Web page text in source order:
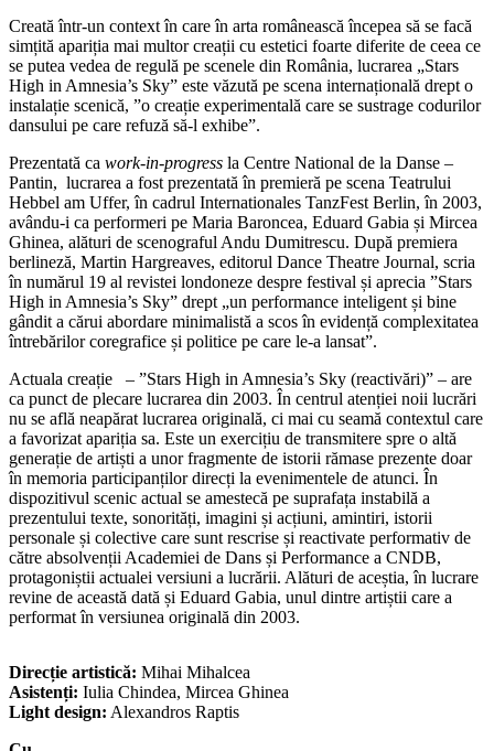
Creată într-un context în care în arta românească începea să se facă
simțită apariția mai multor creații cu estetici foarte diferite de ceea ce
se putea vedea de regulă pe scenele din România, lucrarea „Stars
High in Amnesia’s Sky” este văzută pe scena internațională drept o
instalație scenică, ”o creație experimentală care se sustrage codurilor
dansului pe care refuză să-l exhibe”.
Prezentată ca work-in-progress la Centre National de la Danse –
Pantin, lucrarea a fost prezentată în premieră pe scena Teatrului
Hebbel am Uffer, în cadrul Internationales TanzFest Berlin, în 2003,
avându-i ca performeri pe Maria Baroncea, Eduard Gabia și Mircea
Ghinea, alături de scenograful Andu Dumitrescu. După premiera
berlineză, Martin Hargreaves, editorul Dance Theatre Journal, scria
în numărul 19 al revistei londoneze despre festival și aprecia ”Stars
High in Amnesia’s Sky” drept „un performance inteligent și bine
gândit a cărui abordare minimalistă a scos în evidență complexitatea
întrebărilor coregrafice și politice pe care le-a lansat”.
Actuala creație – ”Stars High in Amnesia’s Sky (reactivări)” – are
ca punct de plecare lucrarea din 2003. În centrul atenției noii lucrări
nu se află neapărat lucrarea originală, ci mai cu seamă contextul care
a favorizat apariția sa. Este un exercițiu de transmitere spre o altă
generație de artiști a unor fragmente de istorii rămase prezente doar
în memoria participanților direcți la evenimentele de atunci. În
dispozitivul scenic actual se amestecă pe suprafața instabilă a
prezentului texte, sonorități, imagini și acțiuni, amintiri, istorii
personale și colective care sunt rescrise și reactivate performativ de
către absolvenții Academiei de Dans și Performance a CNDB,
protagoniștii actualei versiuni a lucrării. Alături de aceștia, în lucrare
revine de această dată și Eduard Gabia, unul dintre artiștii care a
performat în versiunea originală din 2003.
Direcție artistică: Mihai Mihalcea
Asistenți: Iulia Chindea, Mircea Ghinea
Light design: Alexandros Raptis